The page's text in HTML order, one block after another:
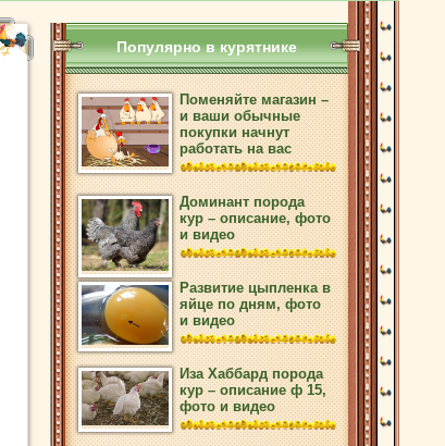
Популярно в курятнике
Поменяйте магазин –
и ваши обычные
покупки начнут
работать на вас
Доминант порода
кур – описание, фото
и видео
Развитие цыпленка в
яйце по дням, фото
и видео
Иза Хаббард порода
кур – описание ф 15,
фото и видео